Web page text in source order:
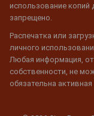
использование копий
запрещено.
Распечатка или
личного
Любая информация,
собственности, не
обязательна